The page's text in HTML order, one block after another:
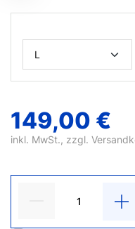
149,00 €
inkl. MwSt., zzgl.